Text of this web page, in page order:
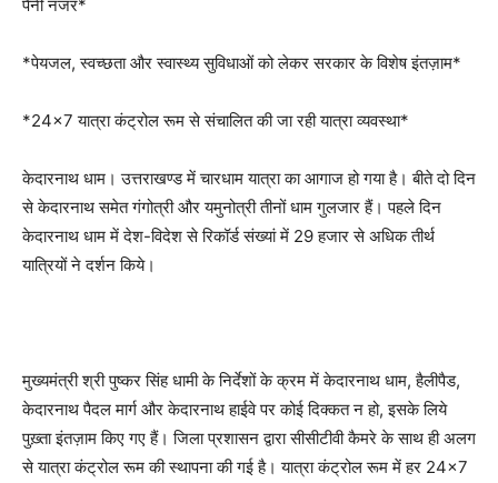
पैनी नजर*
*पेयजल, स्वच्छता और स्वास्थ्य सुविधाओं को लेकर सरकार के विशेष इंतज़ाम*
*24×7 यात्रा कंट्रोल रूम से संचालित की जा रही यात्रा व्यवस्था*
केदारनाथ धाम। उत्तराखण्ड में चारधाम यात्रा का आगाज हो गया है। बीते दो दिन
से केदारनाथ समेत गंगोत्री और यमुनोत्री तीनों धाम गुलजार हैं। पहले दिन
केदारनाथ धाम में देश-विदेश से रिकॉर्ड संख्यां में 29 हजार से अधिक तीर्थ
यात्रियों ने दर्शन किये।
मुख्यमंत्री श्री पुष्कर सिंह धामी के निर्देशों के क्रम में केदारनाथ धाम, हैलीपैड,
केदारनाथ पैदल मार्ग और केदारनाथ हाईवे पर कोई दिक्कत न हो, इसके लिये
पुख़्ता इंतज़ाम किए गए हैं। जिला प्रशासन द्वारा सीसीटीवी कैमरे के साथ ही अलग
से यात्रा कंट्रोल रूम की स्थापना की गई है। यात्रा कंट्रोल रूम में हर 24×7